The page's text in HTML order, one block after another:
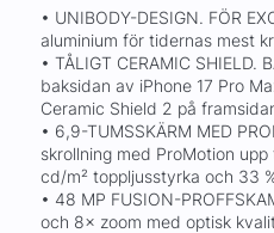
• UNIBODY-DESIGN. FÖR
aluminium för tidernas mest
• TÅLIGT CERAMIC SHIELD.
baksidan av iPhone 17 Pro
Ceramic Shield 2 på
• 6,9-TUMSSKÄRM MED
skrollning med ProMotion
cd/m² toppljusstyrka och 33
• 48 MP FUSION-
och 8× zoom med optisk